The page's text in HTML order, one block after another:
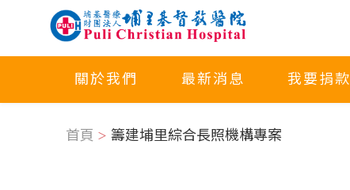
關於我們 最新消息 我要捐款
首頁 籌建埔里綜合長照機構專案